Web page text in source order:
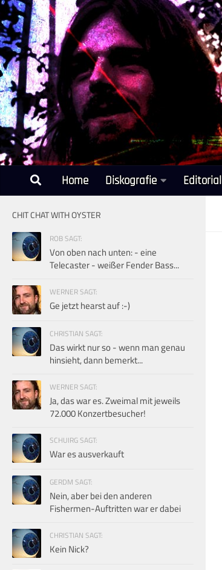
Unter dem Inhalt
Home Diskografie Editorial
CHIT CHAT WITH OYSTER
ROB SAGT:
Von oben nach unten: - eine
Telecaster - weißer Fender Bass...
WERNER SAGT:
Ge jetzt hearst auf :-)
CHRISTIAN SAGT:
Das wirkt nur so - wenn man genau
hinsieht, dann bemerkt...
WERNER SAGT:
Ja, das war es. Zweimal mit jeweils
72.000 Konzertbesucher!
SCHUIRG SAGT:
War es ausverkauft
GERDM SAGT:
Nein, aber bei den anderen
Fishermen-Auftritten war er dabei
CHRISTIAN SAGT:
Kein Nick?